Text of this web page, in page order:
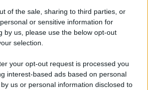
of the sale, sharing to third parties, or
or sensitive information for
by us, please use the below opt-out
selection.
your opt-out request is processed you
interest-based ads based on personal
us or personal information disclosed to
con altre Prestazioni